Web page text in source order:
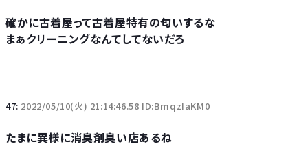
確かに古着屋って古着屋特有の匂いするな
まぁクリーニングなんてしてないだろ
47: 2022/05/10(火) 21:14:46.58 ID:BmqzIaKM0
たまに異様に消臭剤臭い店あるね